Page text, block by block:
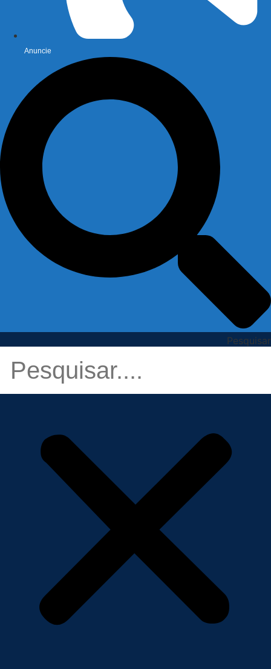
Anuncie
Pesquisar